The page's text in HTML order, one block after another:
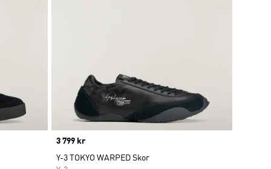
Price
3 799 kr
Y-3 TOKYO WARPED Skor